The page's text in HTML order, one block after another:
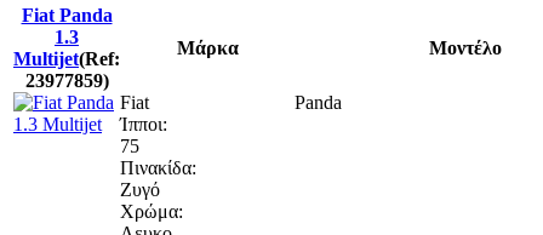
Fiat Panda
1.3
Multijet(Ref:
23977859)
Μάρκα Μοντέλο
Fiat
Panda
Ίπποι:
75
Πινακίδα:
Ζυγό
Χρώμα: